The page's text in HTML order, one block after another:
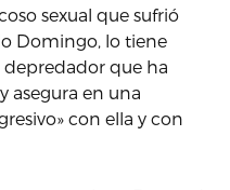
sexual que sufrió
Domingo, lo tiene
depredador que ha
asegura en una
con ella y con